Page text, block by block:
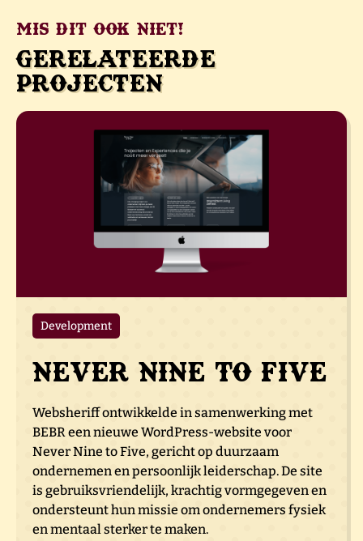
Mis dit ook niet!
Gerelateerde
projecten
Development
Never Nine to Five
Websheriff ontwikkelde in samenwerking met
BEBR een nieuwe WordPress-website voor
Never Nine to Five, gericht op duurzaam
ondernemen en persoonlijk leiderschap. De site
is gebruiksvriendelijk, krachtig vormgegeven en
ondersteunt hun missie om ondernemers fysiek
en mentaal sterker te maken.